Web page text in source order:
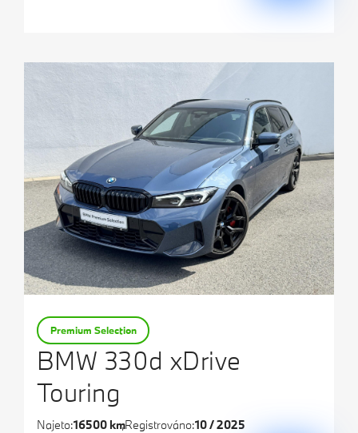
BMW 330d xDrive
Touring
Premium Selection
Najeto:16500 kmRegistrováno:10 / 2025